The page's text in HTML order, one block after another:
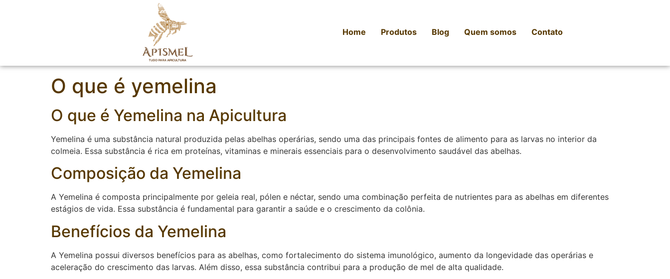
Home Produtos Blog Quem somos Contato
O que é yemelina
O que é Yemelina na Apicultura
Yemelina é uma substância natural produzida pelas abelhas operárias, sendo uma das principais fontes de alimento para as larvas no interior da
colmeia. Essa substância é rica em proteínas, vitaminas e minerais essenciais para o desenvolvimento saudável das abelhas.
Composição da Yemelina
A Yemelina é composta principalmente por geleia real, pólen e néctar, sendo uma combinação perfeita de nutrientes para as abelhas em diferentes
estágios de vida. Essa substância é fundamental para garantir a saúde e o crescimento da colônia.
Benefícios da Yemelina
A Yemelina possui diversos benefícios para as abelhas, como fortalecimento do sistema imunológico, aumento da longevidade das operárias e
aceleração do crescimento das larvas. Além disso, essa substância contribui para a produção de mel de alta qualidade.